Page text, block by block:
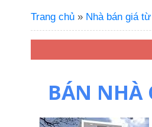
Trang chủ » Nhà bán giá
BÁN